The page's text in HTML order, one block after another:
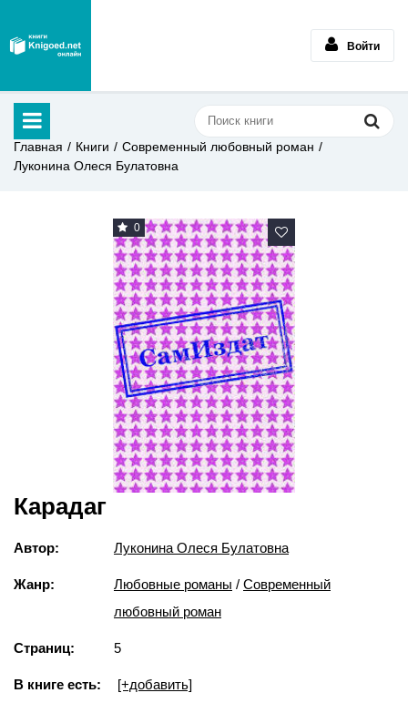
Войти
Главная Книги
Современный любовный роман
Луконина Олеся Булатовна
0
Карадаг
Автор: Луконина Олеся Булатовна
Жанр: Любовные романы / Современный
любовный роман
Страниц: 5
В книге есть: [+добавить]